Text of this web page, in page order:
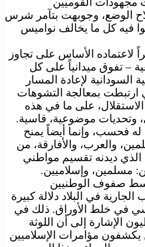
الوضع، وجوبهت بتآمر شرس
فيه كل ما يخالف نواميس
لاعتماده الأساس على تجاوز
– تفوق ميدانياً على كل
السودانية لإعادة المسار
ارتبطت بمعالجة التشوهات
الاستقلال، على ما في هذه
وتحديات موضوعية، قاسية.
له فحسب، وإنما أيضاً يمنح
والعرب، والأفارقة، من
ديدنه تقسيم مواطني
مسلمين، وإسلاميين.
صفوف الوطنيين
الجارية في البلاد دلالة كبيرة
في خلط الأوراق. ذلك في
الإشارة إلى أن اللوثة
يكشفون مؤامرات الإسلاميين